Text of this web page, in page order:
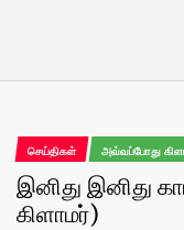
செய்திகள் அவ்வப்போது
இனிது இனிது
கிளாமர்)